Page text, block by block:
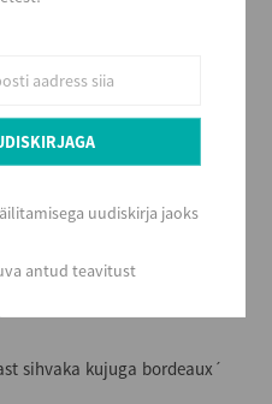
sihvaka kujuga bordeaux´
uudiskirja jaoks
antud teavitust